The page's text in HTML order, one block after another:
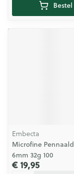
Bestel
Embecta
Microfine Pennaald
6mm 32g 100
€ 19,95